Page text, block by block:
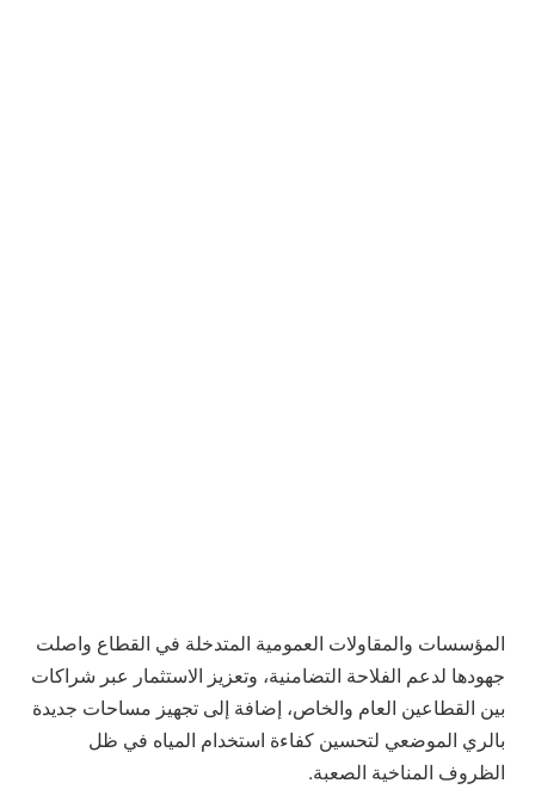
المؤسسات والمقاولات العمومية المتدخلة في القطاع واصلت
جهودها لدعم الفلاحة التضامنية، وتعزيز الاستثمار عبر شراكات
بين القطاعين العام والخاص، إضافة إلى تجهيز مساحات جديدة
بالري الموضعي لتحسين كفاءة استخدام المياه في ظل
الظروف المناخية الصعبة.